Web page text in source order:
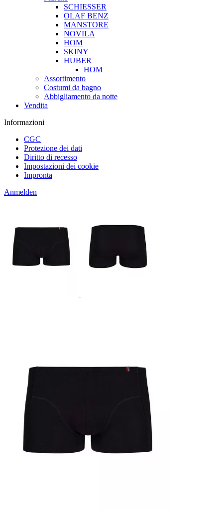
SCHIESSER
OLAF BENZ
MANSTORE
NOVILA
HOM
SKINY
HUBER
HOM
Assortimento
Costumi da bagno
Abbigliamento da notte
Vendita
Informazioni
CGC
Protezione dei dati
Diritto di recesso
Impostazioni dei cookie
Impronta
Anmelden